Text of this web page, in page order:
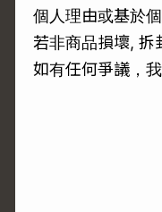
個人理由或基於
若非商品損壞, 拆
如有任何爭議，